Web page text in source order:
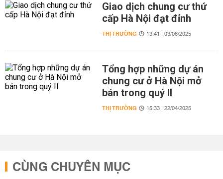
Giao dịch chung cư thứ
cấp Hà Nội đạt đỉnh
THỊ TRƯỜNG 13:41 | 03/06/2025
Tổng hợp những dự án
chung cư ở Hà Nội mở
bán trong quý II
THỊ TRƯỜNG 15:33 | 22/04/2025
CÙNG CHUYÊN MỤC